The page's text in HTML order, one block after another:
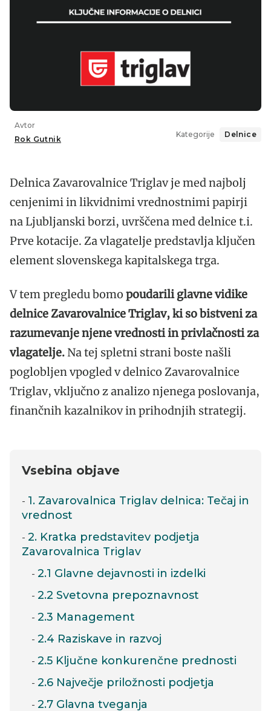
Avtor
Rok Gutnik
Kategorije Delnice
Delnica Zavarovalnice Triglav je med najbolj
cenjenimi in likvidnimi vrednostnimi papirji
na Ljubljanski borzi, uvrščena med delnice t.i.
Prve kotacije. Za vlagatelje predstavlja ključen
element slovenskega kapitalskega trga.
V tem pregledu bomo poudarili glavne vidike
delnice Zavarovalnice Triglav, ki so bistveni za
razumevanje njene vrednosti in privlačnosti za
vlagatelje. Na tej spletni strani boste našli
poglobljen vpogled v delnico Zavarovalnice
Triglav, vključno z analizo njenega poslovanja,
finančnih kazalnikov in prihodnjih strategij.
Vsebina objave
1. Zavarovalnica Triglav delnica: Tečaj in
vrednost
2. Kratka predstavitev podjetja
Zavarovalnica Triglav
2.1 Glavne dejavnosti in izdelki
2.2 Svetovna prepoznavnost
2.3 Management
2.4 Raziskave in razvoj
2.5 Ključne konkurenčne prednosti
2.6 Največje priložnosti podjetja
2.7 Glavna tveganja
3.4 Organizacijska struktura Skupine
Triglav
6. Zavarovalnica Triglav delnica: Borza
7. Zavarovalnica Triglav: Podatki o
delnici
delnici Zavarovalnice Triglav?